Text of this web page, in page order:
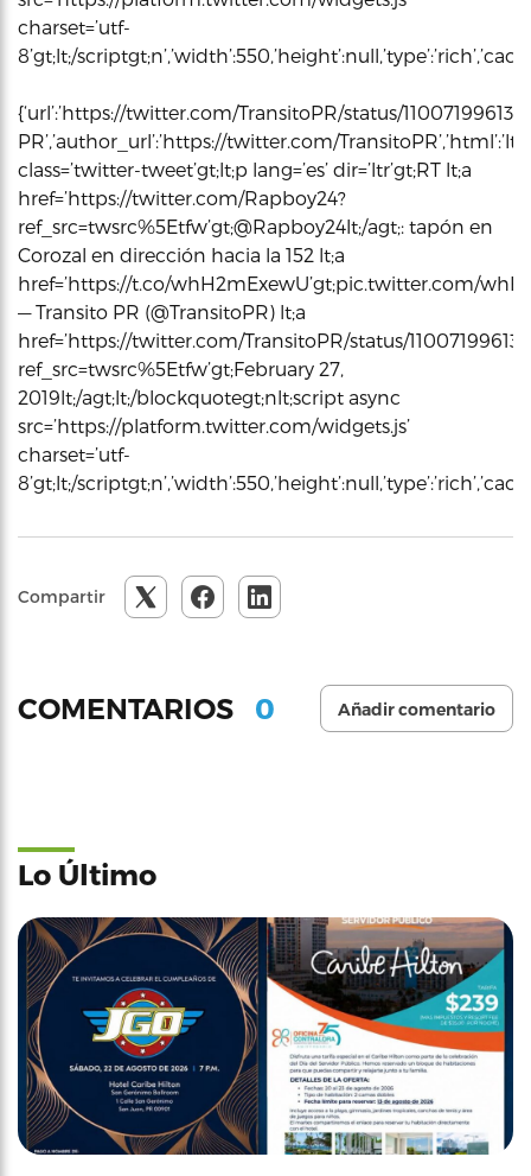
charset=’utf-
8’gt;lt;/
{‘url’:’https://twitter.com/TransitoPR/status/
PR’,’author_url’:’https://twitter.com/
class=’twitter-tweet’gt;lt;p lang=’es’ dir=’ltr’gt;RT lt;a
href=’https://twitter.com/Rapboy24?
ref_src=twsrc%5Etfw’gt;@Rapboy24lt;/agt;: tapón en
Corozal en dirección hacia la 152 lt;a
href=’https://t.co/whH2mExewU’gt;pic.twitter.com/
— Transito PR (@TransitoPR) lt;a
href=’https://twitter.com/TransitoPR/status/
ref_src=twsrc%5Etfw’gt;February 27,
2019lt;/agt;lt;/blockquotegt;nlt;script async
src=’https://platform.twitter.com/widgets.js’
charset=’utf-
8’gt;lt;/
Compartir
COMENTARIOS 0 Añadir comentario
Lo Último